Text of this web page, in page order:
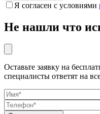
Я согласен с условиями
Не нашли что
Оставьте заявку на
специалисты ответят на